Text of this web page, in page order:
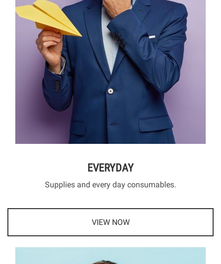
EVERYDAY
Supplies and every day consumables.
VIEW NOW